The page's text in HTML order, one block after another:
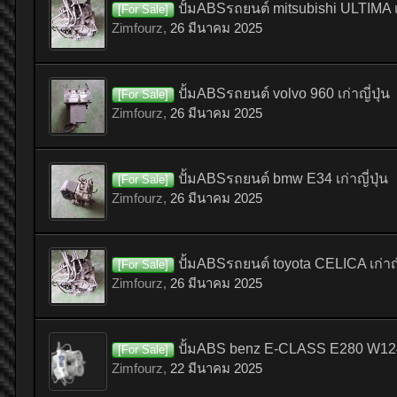
[For Sale]
ปั้มABSรถยนต์ mitsubishi ULTIMA
Zimfourz, 26 มีนาคม 2025
[For Sale]
ปั้มABSรถยนต์ volvo 960 เก่าญี่ปุ่น
Zimfourz, 26 มีนาคม 2025
[For Sale]
ปั้มABSรถยนต์ bmw E34 เก่าญี่ปุ่น
Zimfourz, 26 มีนาคม 2025
[For Sale]
ปั้มABSรถยนต์ toyota CELICA เก่
Zimfourz, 26 มีนาคม 2025
[For Sale]
ปั้มABS benz E-CLASS E280
Zimfourz, 22 มีนาคม 2025